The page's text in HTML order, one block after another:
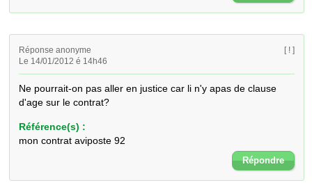
Réponse anonyme
Le 14/01/2012 é 14h46
[ ! ]
Ne pourrait-on pas aller en justice car li n'y apas de clause
d'age sur le contrat?
Référence(s) :
mon contrat aviposte 92
Répondre